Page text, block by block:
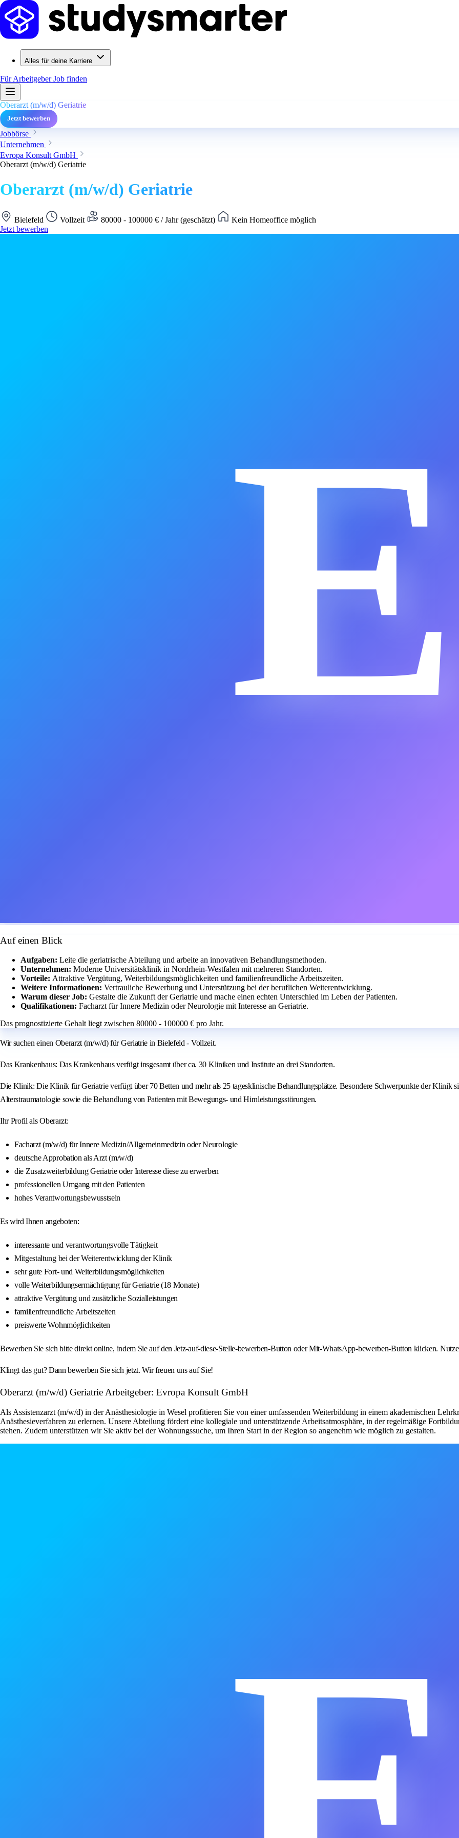
Alles für deine Karriere
Für ArbeitgeberJob finden
Oberarzt (m/w/d) Geriatrie
Jetzt bewerben
Jobbörse
Unternehmen
Evropa Konsult GmbH
Oberarzt (m/w/d) Geriatrie
Oberarzt (m/w/d) Geriatrie
Bielefeld Vollzeit 80000 - 100000 € / Jahr (geschätzt)
Kein Homeoffice möglich
Jetzt bewerben
E
Auf einen Blick
Aufgaben: Leite die geriatrische Abteilung und arbeite an innovativen Behandlungsmethoden.
Unternehmen: Moderne Universitätsklinik in Nordrhein-Westfalen mit mehreren Standorten.
Vorteile: Attraktive Vergütung, Weiterbildungsmöglichkeiten und familienfreundliche Arbeitszeiten.
Weitere Informationen: Vertrauliche Bewerbung und Unterstützung bei der beruflichen Weiterentwicklung.
Warum dieser Job: Gestalte die Zukunft der Geriatrie und mache einen echten Unterschied im Leben der Patienten.
Qualifikationen: Facharzt für Innere Medizin oder Neurologie mit Interesse an Geriatrie.
Das prognostizierte Gehalt liegt zwischen 80000 - 100000 € pro Jahr.
Wir suchen einen Oberarzt (m/w/d) für Geriatrie in Bielefeld - Vollzeit.
Das Krankenhaus: Das Krankenhaus verfügt insgesamt über ca. 30 Kliniken und Institute an drei Standorten.
Die Klinik: Die Klinik für Geriatrie verfügt über 70 Betten und mehr als 25 tagesklinische Behandlungsplätze. Besondere Schwerpunkte der Klinik
Alterstraumatologie sowie die Behandlung von Patienten mit Bewegungs- und Hirnleistungsstörungen.
Ihr Profil als Oberarzt:
Facharzt (m/w/d) für Innere Medizin/Allgemeinmedizin oder Neurologie
deutsche Approbation als Arzt (m/w/d)
die Zusatzweiterbildung Geriatrie oder Interesse diese zu erwerben
professionellen Umgang mit den Patienten
hohes Verantwortungsbewusstsein
Es wird Ihnen angeboten:
interessante und verantwortungsvolle Tätigkeit
Mitgestaltung bei der Weiterentwicklung der Klinik
sehr gute Fort- und Weiterbildungsmöglichkeiten
volle Weiterbildungsermächtigung für Geriatrie (18 Monate)
attraktive Vergütung und zusätzliche Sozialleistungen
familienfreundliche Arbeitszeiten
preiswerte Wohnmöglichkeiten
Bewerben Sie sich bitte direkt online, indem Sie auf den Jetz-auf-diese-Stelle-bewerben-Button oder Mit-WhatsApp-bewerben-Button klicken.
Klingt das gut? Dann bewerben Sie sich jetzt. Wir freuen uns auf Sie!
Oberarzt (m/w/d) Geriatrie Arbeitgeber: Evropa Konsult GmbH
Als Assistenzarzt (m/w/d) in der Anästhesiologie in Wesel profitieren Sie von einer umfassenden Weiterbildung in einem akademischen
Anästhesieverfahren zu erlernen. Unsere Abteilung fördert eine kollegiale und unterstützende Arbeitsatmosphäre, in der regelmäßige
stehen. Zudem unterstützen wir Sie aktiv bei der Wohnungssuche, um Ihren Start in der Region so angenehm wie möglich zu gestalten.